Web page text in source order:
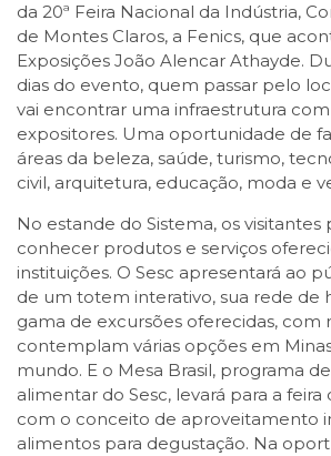
da 20ª Feira Nacional da Indústria,
de Montes Claros, a Fenics, que
Exposições João Alencar Athayde.
dias do evento, quem passar pelo
vai encontrar uma infraestrutura
expositores. Uma oportunidade de
áreas da beleza, saúde, turismo,
civil, arquitetura, educação, moda e
No estande do Sistema, os visitantes
conhecer produtos e serviços
instituições. O Sesc apresentará ao
de um totem interativo, sua rede de
gama de excursões oferecidas, com
contemplam várias opções em
mundo. E o Mesa Brasil, programa
alimentar do Sesc, levará para a
com o conceito de aproveitamento
alimentos para degustação. Na